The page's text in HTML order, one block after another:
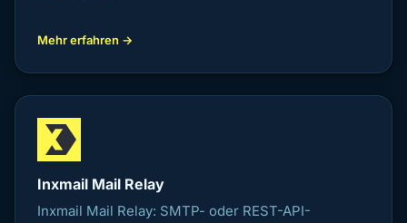
Mehr erfahren →
Inxmail Mail Relay
Inxmail Mail Relay: SMTP- oder REST-API-